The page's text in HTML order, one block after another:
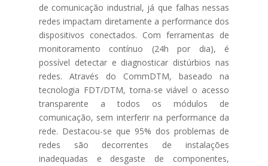
de comunicação industrial, já que falhas nessas
redes impactam diretamente a performance dos
dispositivos conectados. Com ferramentas de
monitoramento contínuo (24h por dia), é
possível detectar e diagnosticar distúrbios nas
redes. Através do CommDTM, baseado na
tecnologia FDT/DTM, torna-se viável o acesso
transparente a todos os módulos de
comunicação, sem interferir na performance da
rede. Destacou-se que 95% dos problemas de
redes são decorrentes de instalações
inadequadas e desgaste de componentes,